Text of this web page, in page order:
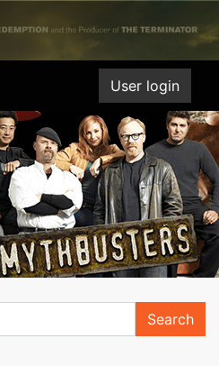
User login
Search